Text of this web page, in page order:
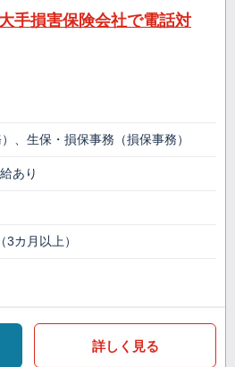
手損害保険会社で電話対
、生保・損保事務（損保事務）
あり
カ月以上）
詳しく見る